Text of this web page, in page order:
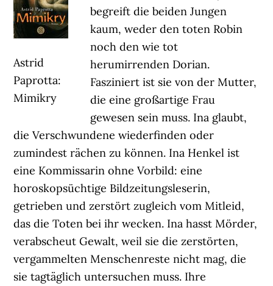
Astrid
Paprotta:
Mimikry
begreift die beiden Jungen
kaum, weder den toten Robin
noch den wie tot
herumirrenden Dorian.
Fasziniert ist sie von der Mutter,
die eine großartige Frau
gewesen sein muss. Ina glaubt,
die Verschwundene wiederfinden oder
zumindest rächen zu können. Ina Henkel ist
eine Kommissarin ohne Vorbild: eine
horoskopsüchtige Bildzeitungsleserin,
getrieben und zerstört zugleich vom Mitleid,
das die Toten bei ihr wecken. Ina hasst Mörder,
verabscheut Gewalt, weil sie die zerstörten,
vergammelten Menschenreste nicht mag, die
sie tagtäglich untersuchen muss. Ihre